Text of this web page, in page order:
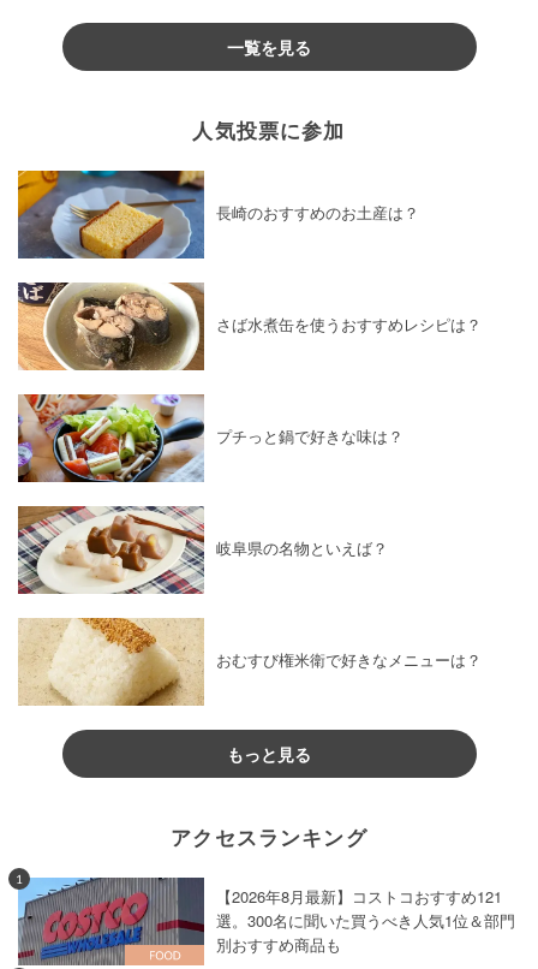
一覧を見る
人気投票に参加
長崎のおすすめのお土産は？
さば水煮缶を使うおすすめレシピは？
プチっと鍋で好きな味は？
岐阜県の名物といえば？
おむすび権米衛で好きなメニューは？
もっと見る
アクセスランキング
1
【2026年8月最新】コストコおすすめ121
選。300名に聞いた買うべき人気1位＆部門
別おすすめ商品も